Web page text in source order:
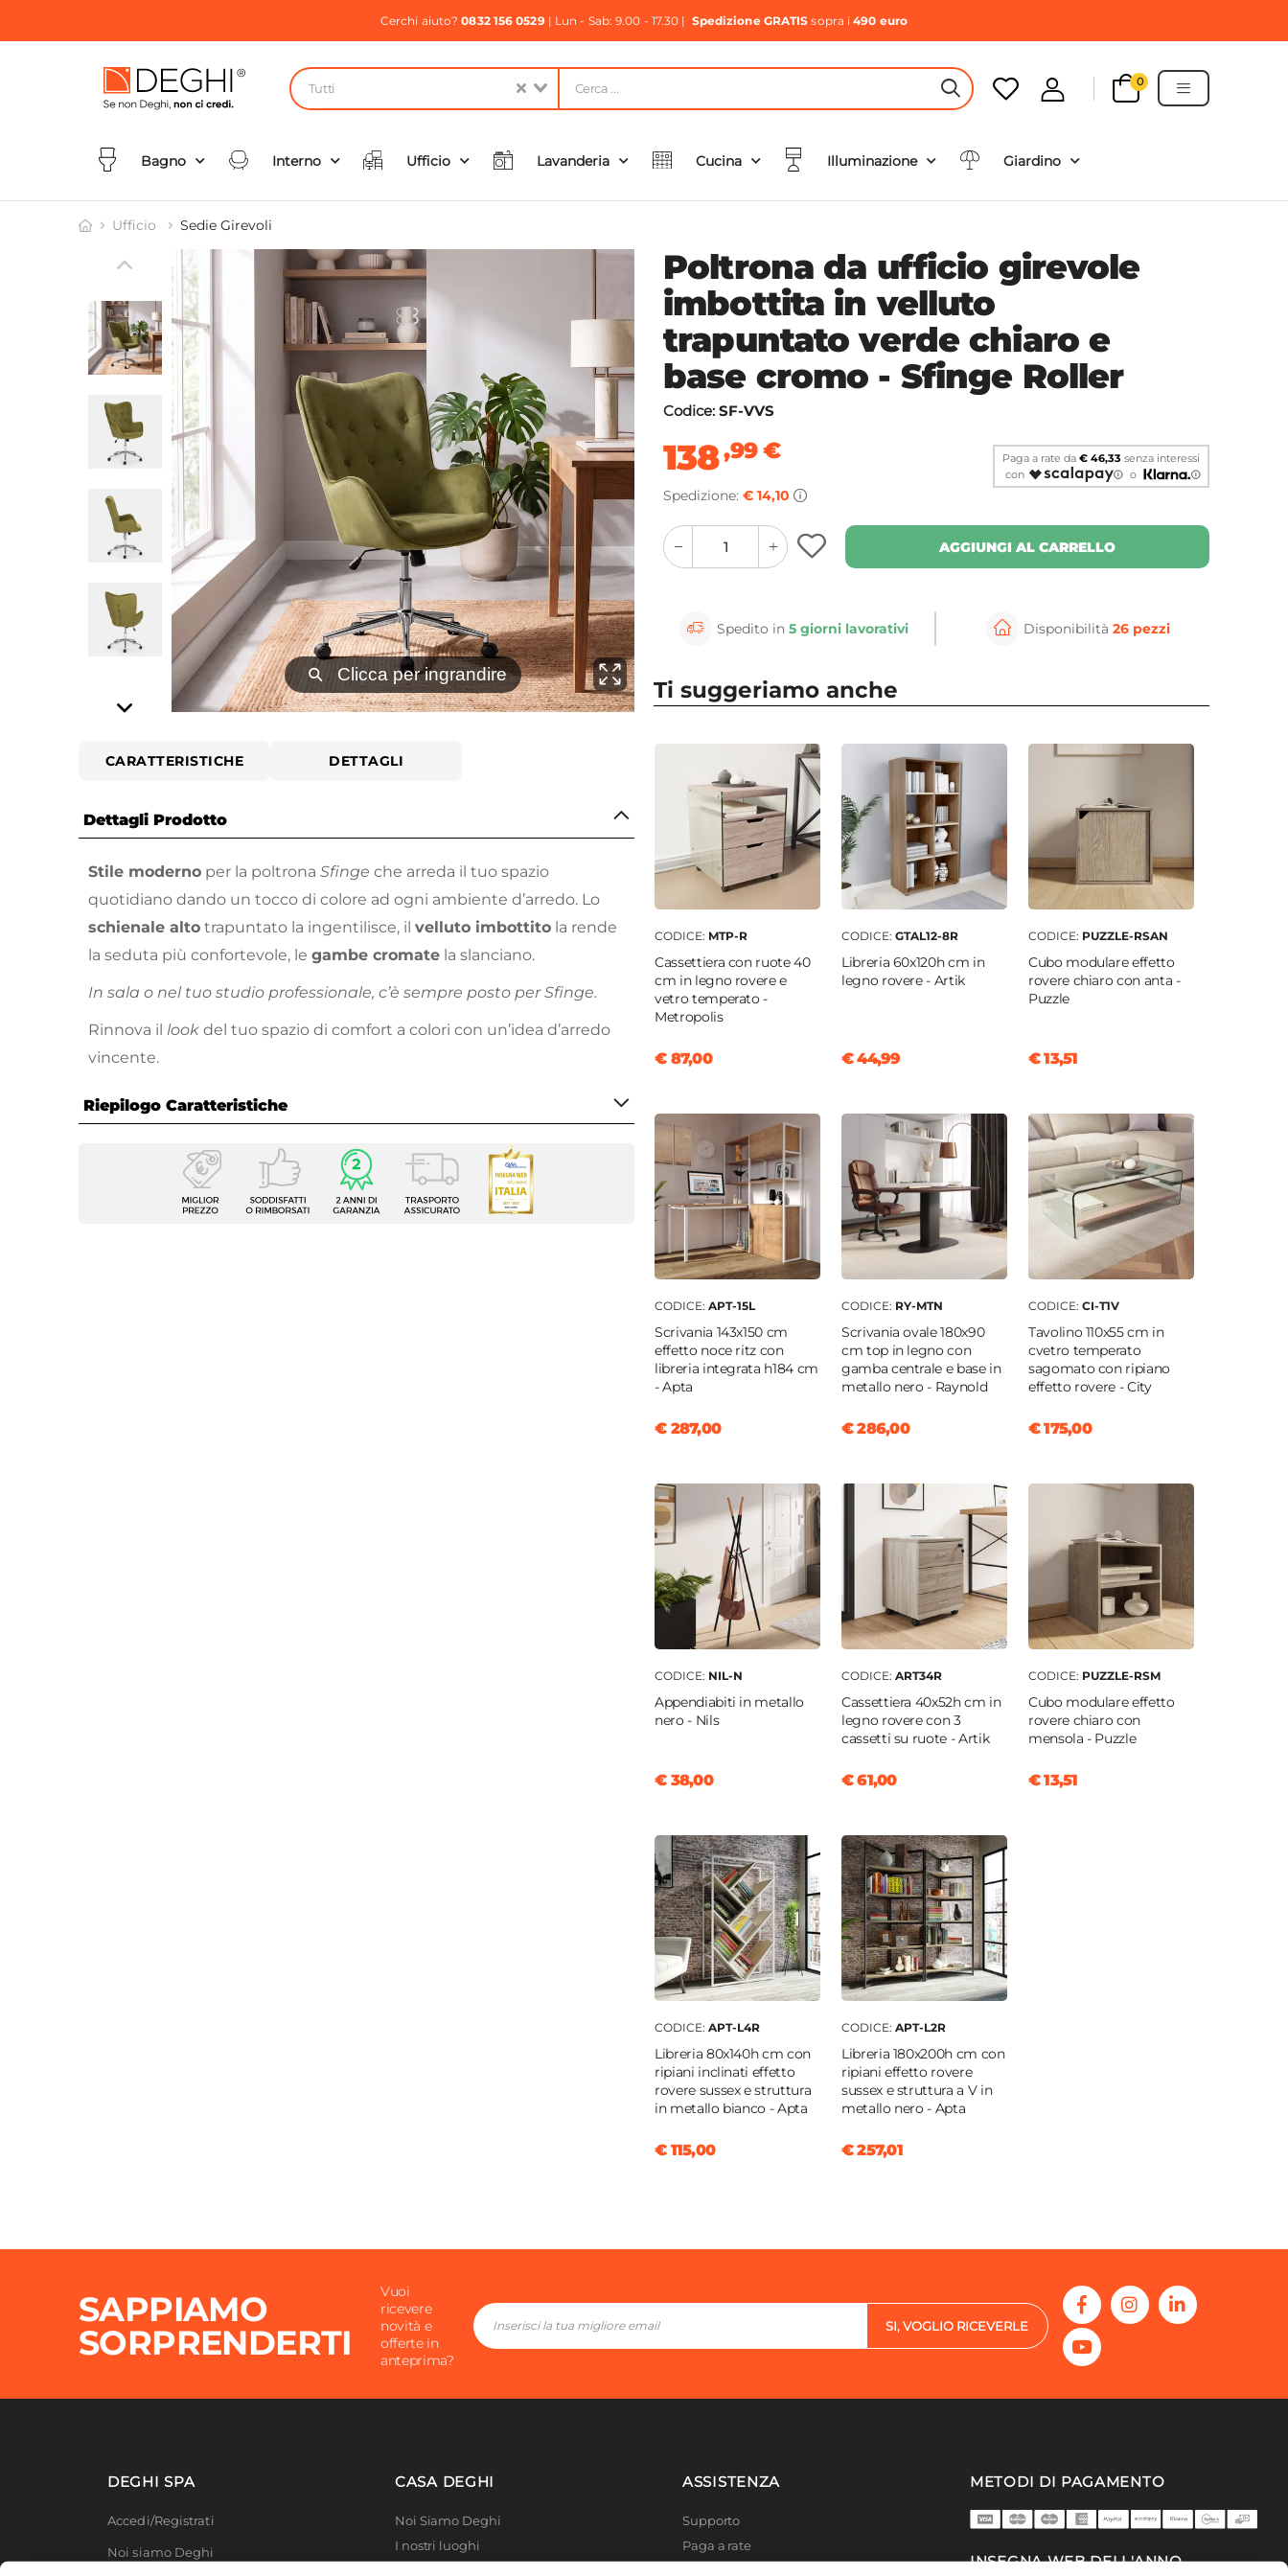
Cerchi aiuto?0832 156 0529| Lun - Sab: 9.00 - 17.30 | Spedizione GRATIS sopra i490 euro
Tutti HEADER SEARCH BUTTON
0
Bagno Interno Ufficio Lavanderia Cucina Illuminazione Giardino
Ufficio Sedie Girevoli
⚲ Clicca per ingrandire ⚲
CARATTERISTICHE DETTAGLI
Dettagli Prodotto
Stile moderno per la poltrona Sfinge che arreda il tuo spazio
quotidiano dando un tocco di colore ad ogni ambiente d’arredo. Lo
schienale alto trapuntato la ingentilisce, il velluto imbottito la rende
la seduta più confortevole, le gambe cromate la slanciano.
In sala o nel tuo studio professionale, c’è sempre posto per Sfinge.
Rinnova il look del tuo spazio di comfort a colori con un’idea d’arredo
vincente.
Riepilogo Caratteristiche
Caratteristiche
Sedia girevole
Sfinge Roller
Poltrona da ufficio girevole
imbottita in velluto
trapuntato verde chiaro e
base cromo - Sfinge Roller
Codice: SF-VVS
138,99€
Spedizione: € 14,10
Paga a rate da€ 46,33 senza interessi
con
o
quantity
button
quantity
minus
button
AGGIUNGI AL CARRELLO
Spedito in5 giorni lavorativi Disponibilità 26 pezzi
Ti suggeriamo anche
CODICE: MTP-R
Cassettiera con ruote 40
cm in legno rovere e
vetro temperato -
Metropolis
€ 87,00
CODICE: GTAL12-8R
Libreria 60x120h cm in
legno rovere - Artik
€ 44,99
CODICE: PUZZLE-RSAN
Cubo modulare effetto
rovere chiaro con anta -
Puzzle
€ 13,51
CODICE: APT-15L
Scrivania 143x150 cm
effetto noce ritz con
libreria integrata h184 cm
- Apta
€ 287,00
CODICE: RY-MTN
Scrivania ovale 180x90
cm top in legno con
gamba centrale e base in
metallo nero - Raynold
€ 286,00
CODICE: CI-T1V
Tavolino 110x55 cm in
cvetro temperato
sagomato con ripiano
effetto rovere - City
€ 175,00
CODICE: NIL-N
Appendiabiti in metallo
nero - Nils
€ 38,00
CODICE: ART34R
Cassettiera 40x52h cm in
legno rovere con 3
cassetti su ruote - Artik
€ 61,00
CODICE: PUZZLE-RSM
Cubo modulare effetto
rovere chiaro con
mensola - Puzzle
€ 13,51
CODICE: APT-L4R
Libreria 80x140h cm con
ripiani inclinati effetto
rovere sussex e struttura
in metallo bianco - Apta
€ 115,00
CODICE: APT-L2R
Libreria 180x200h cm con
ripiani effetto rovere
sussex e struttura a V in
metallo nero - Apta
€ 257,01
SAPPIAMO
SORPRENDERTI
Vuoi
ricevere
novità e
offerte in
anteprima?
SI, VOGLIO RICEVERLE
DEGHI SPA
Accedi/Registrati
Noi siamo Deghi
CASA DEGHI
Noi Siamo Deghi
I nostri luoghi
ASSISTENZA
Supporto
Paga a rate
METODI DI PAGAMENTO
INSEGNA WEB DELL'ANNO